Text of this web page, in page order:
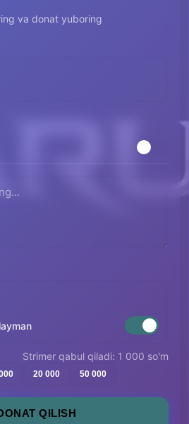
va donat yuboring
Strimer qabul qiladi: 1 000 so'm
20 000 50 000
QILISH